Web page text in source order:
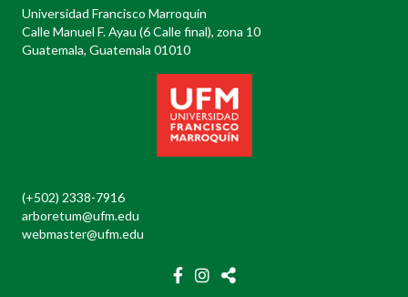
Universidad Francisco Marroquín
Calle Manuel F. Ayau (6 Calle final), zona 10
Guatemala, Guatemala 01010
(+502) 2338-7916
arboretum@ufm.edu
webmaster@ufm.edu